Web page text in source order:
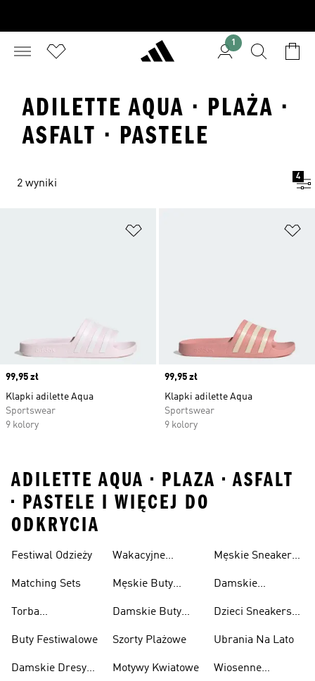
1
ADILETTE AQUA · PLAŻA ·
ASFALT · PASTELE
2 wyniki
4
Price
99,95 zł
Klapki adilette Aqua
Sportswear
9 kolory
Price
99,95 zł
Klapki adilette Aqua
Sportswear
9 kolory
ADILETTE AQUA • PLAZA • ASFALT
• PASTELE I WIĘCEJ DO
ODKRYCIA
Festiwal Odzieży
Matching Sets
Torba
Buty Festiwalowe
Damskie Dresy
Wakacyjne
Męskie Buty
Damskie Buty
Szorty Plażowe
Motywy Kwiatowe
Męskie Sneakersy
Damskie
Lato
Dzieci Sneakersy
Ubrania Na Lato
Wiosenne